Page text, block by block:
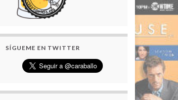
SÍGUEME EN TWITTER